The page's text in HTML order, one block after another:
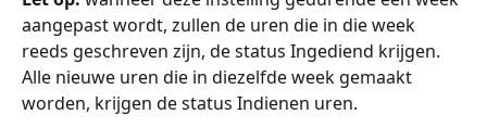
aangepast wordt, zullen de uren die in die week
reeds geschreven zijn, de status Ingediend krijgen.
Alle nieuwe uren die in diezelfde week gemaakt
worden, krijgen de status Indienen uren.